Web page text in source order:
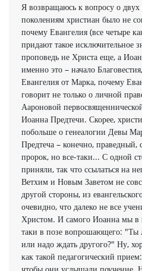
Я возвращаюсь к вопросу о двух
поколениям христиан было не
почему Евангелия (все четыре
придают такое исключительное
проповедь не Христа еще, а
именно это – начало
Евангелия от Марка, почему
говорит не только о личной
Аароновой
Иоанна Предтечи. Скорее,
побольше о генеалогии Девы
Предтеча – конечно, праведный,
пророк, но все-таки... С одной
приняли, так что ссылаться на
Ветхим и Новым Заветом не
другой стороны, из
очевидно, что далеко не все
Христом. И самого Иоанна мы в
таки в позе вопрошающего:
или надо ждать другого?" Ну,
как такой педагогический